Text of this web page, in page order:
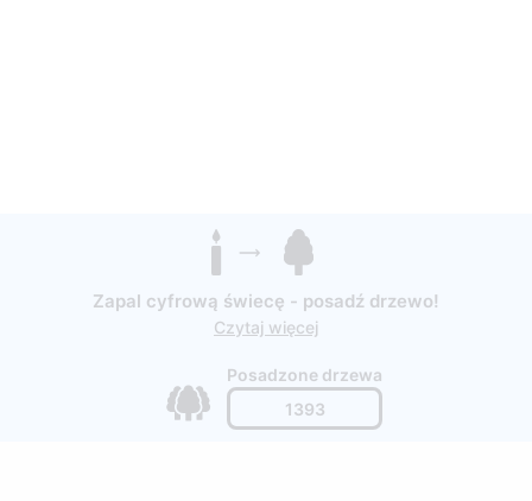
Zapal cyfrową świecę - posadź drzewo!
Czytaj więcej
Posadzone drzewa
1393